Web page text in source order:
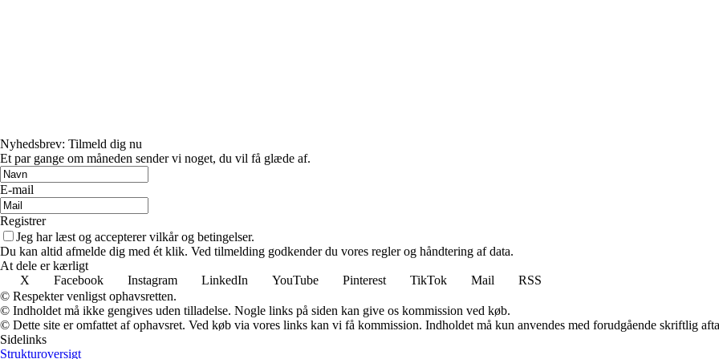
Nyhedsbrev: Tilmeld dig nu
Et par gange om måneden sender vi noget, du vil få glæde af.
E-mail
Registrer
Jeg har læst og accepterer vilkår og betingelser.
Du kan altid afmelde dig med ét klik. Ved tilmelding godkender du vores regler og håndtering af data.
At dele er kærligt
X
Facebook Instagram LinkedIn YouTube Pinterest TikTok Mail
RSS
© Respekter venligst ophavsretten.
© Indholdet må ikke gengives uden tilladelse. Nogle links på siden kan give os kommission ved køb.
© Dette site er omfattet af ophavsret. Ved køb via vores links kan vi få kommission. Indholdet må kun anvendes med forudgående skriftlig
Sidelinks
Strukturoversigt